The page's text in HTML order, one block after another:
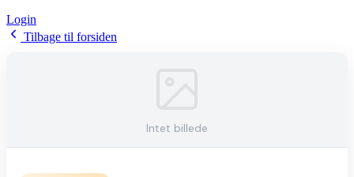
Login
Tilbage til forsiden
Intet billede